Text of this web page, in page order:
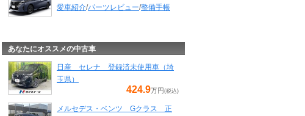
愛車紹介/パーツレビュー/整備手帳
あなたにオススメの中古車
日産 セレナ 登録済未使用車（埼
玉県）
424.9万円 (税込)
メルセデス・ベンツ Gクラス 正